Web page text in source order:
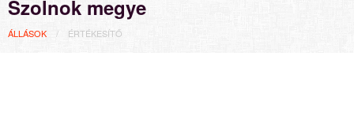
Szolnok megye
ÁLLÁSOK ÉRTÉKESÍTŐ